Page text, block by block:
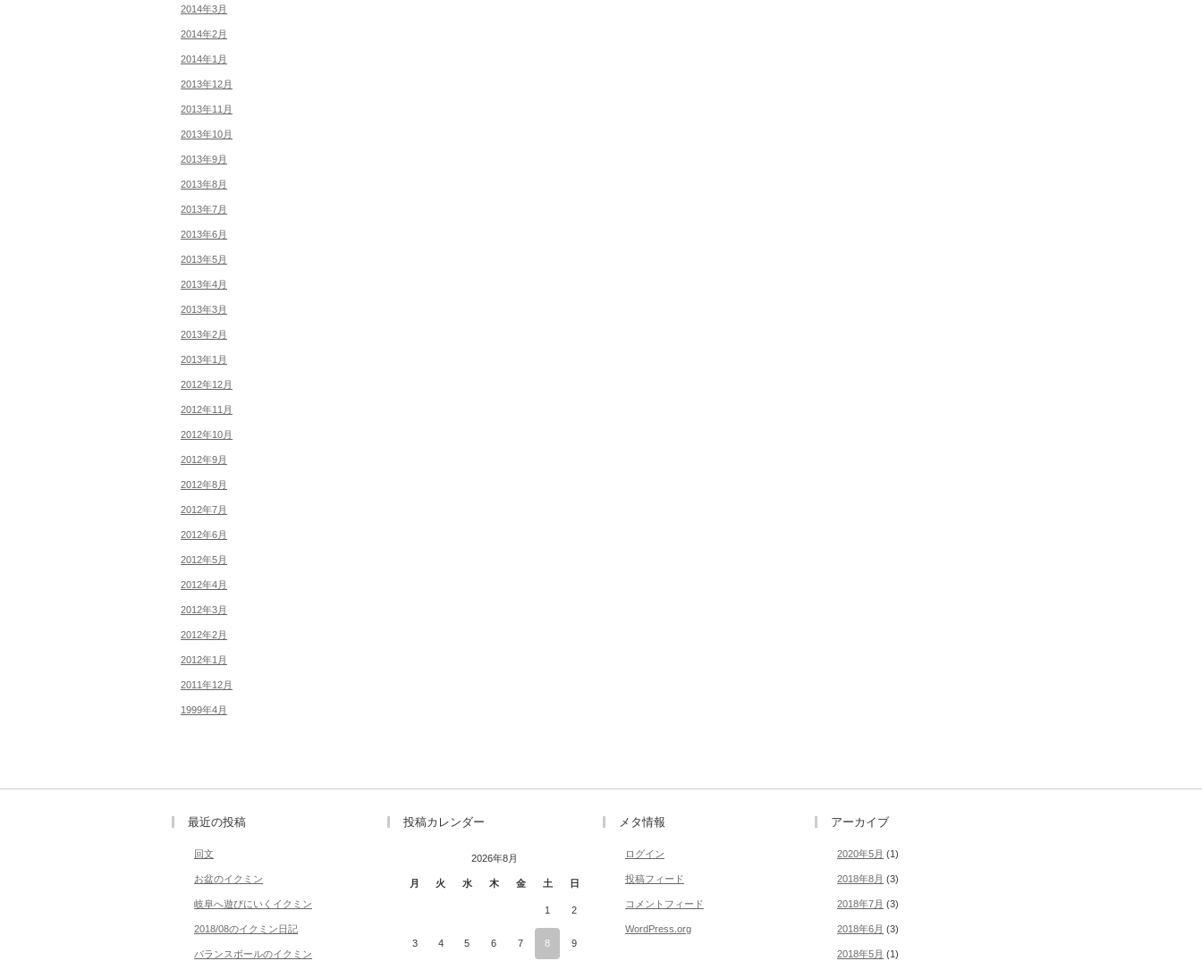
2014年3月
2014年2月
2014年1月
2013年12月
2013年11月
2013年10月
2013年9月
2013年8月
2013年7月
2013年6月
2013年5月
2013年4月
2013年3月
2013年2月
2013年1月
2012年12月
2012年11月
2012年10月
2012年9月
2012年8月
2012年7月
2012年6月
2012年5月
2012年4月
2012年3月
2012年2月
2012年1月
2011年12月
1999年4月
最近の投稿
回文
お盆のイクミン
岐阜へ遊びにいくイクミン
2018/08のイクミン日記
バランスボールのイクミン
投稿カレンダー
2026年8月
月 火 水 木 金 土 日
1 2
3 4 5 6 7 8 9
メタ情報
ログイン
投稿フィード
コメントフィード
WordPress.org
アーカイブ
2020年5月 (1)
2018年8月 (3)
2018年7月 (3)
2018年6月 (3)
2018年5月 (1)